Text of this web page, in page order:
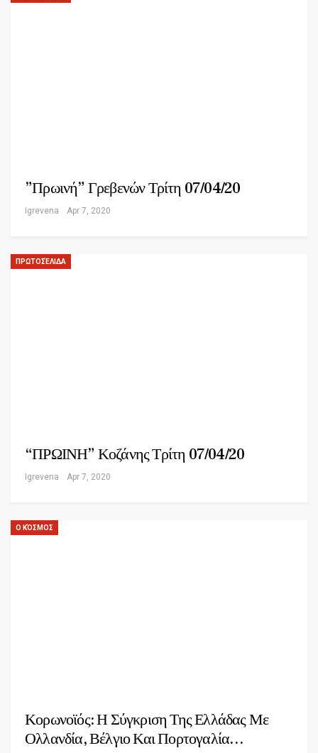
”Πρωινή” Γρεβενών Τρίτη 07/04/20
Igrevena Apr 7, 2020
ΠΡΩΤΟΣΈΛΙΔΑ
“ΠΡΩΙΝΗ” Κοζάνης Τρίτη 07/04/20
Igrevena Apr 7, 2020
Ο ΚΌΣΜΟΣ
Κορωνοϊός: Η Σύγκριση Της Ελλάδας Με
Ολλανδία, Βέλγιο Και Πορτογαλία…